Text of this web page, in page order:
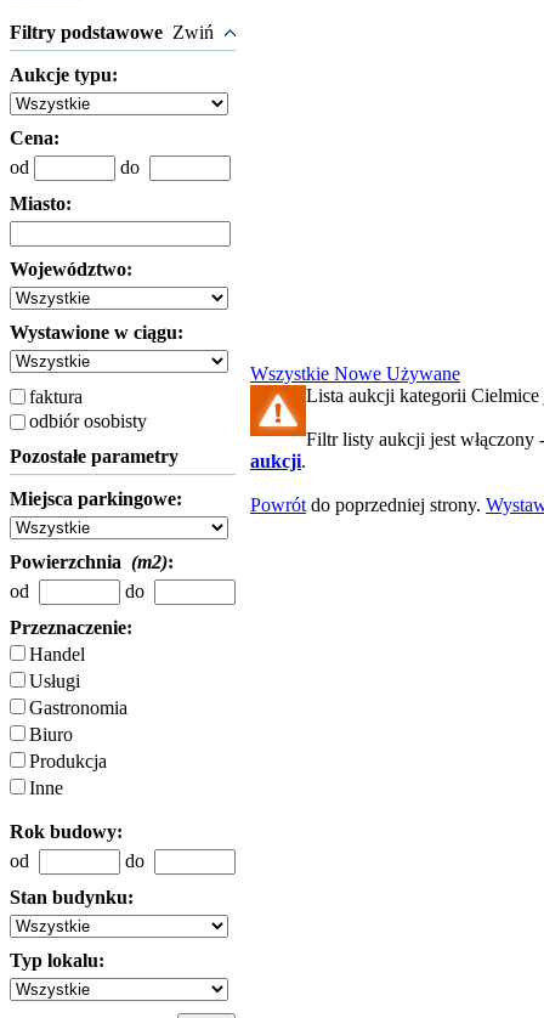
Filtry podstawowe Zwiń
Aukcje typu:
Cena:
od
do
Miasto:
Województwo:
Wystawione w ciągu:
faktura
odbiór osobisty
Pozostałe parametry
Miejsca parkingowe:
Powierzchnia (m2):
od
do
Przeznaczenie:
Handel
Usługi
Gastronomia
Biuro
Produkcja
Inne
Rok budowy:
od
do
Stan budynku:
Typ lokalu:
Wszystkie Nowe Używane
Lista aukcji kategorii Cielmice
Filtr listy aukcji jest włączony
aukcji.
Powrót do poprzedniej strony.